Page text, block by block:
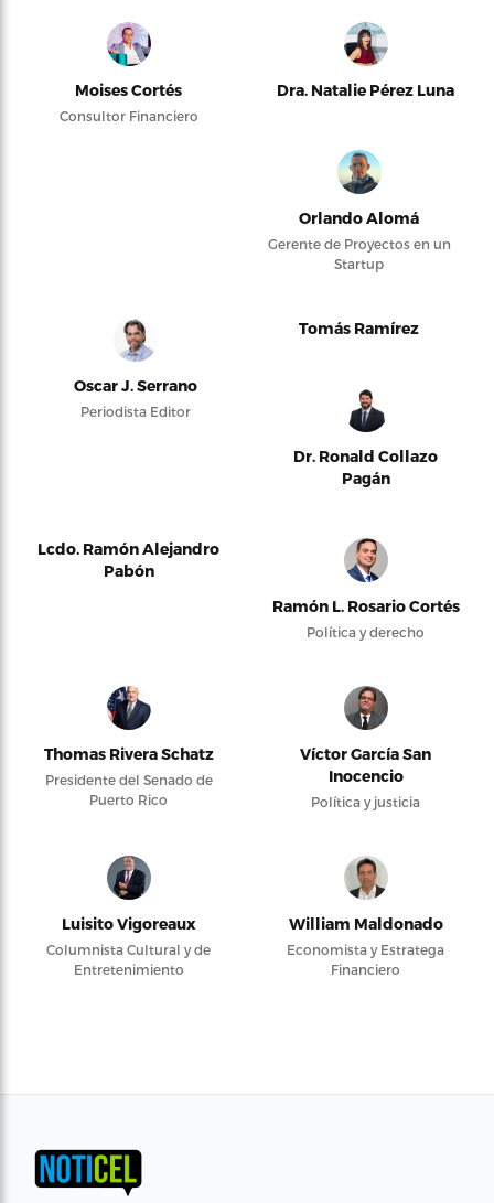
Moises Cortés
Consultor Financiero
Dra. Natalie Pérez Luna
Orlando Alomá
Gerente de Proyectos en un
Startup
Oscar J. Serrano
Periodista Editor
Tomás Ramírez
Dr. Ronald Collazo
Pagán
Lcdo. Ramón Alejandro
Pabón
Ramón L. Rosario Cortés
Política y derecho
Thomas Rivera Schatz
Presidente del Senado de
Puerto Rico
Víctor García San
Inocencio
Política y justicia
Luisito Vigoreaux
Columnista Cultural y de
Entretenimiento
William Maldonado
Economista y Estratega
Financiero